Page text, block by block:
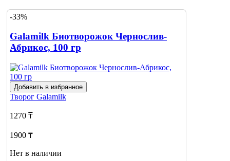
-33%
Galamilk Биотворожок Чернослив-
Абрикос, 100 гр
Добавить в избранное
Творог Galamilk
1270 ₸
1900 ₸
Нет в наличии